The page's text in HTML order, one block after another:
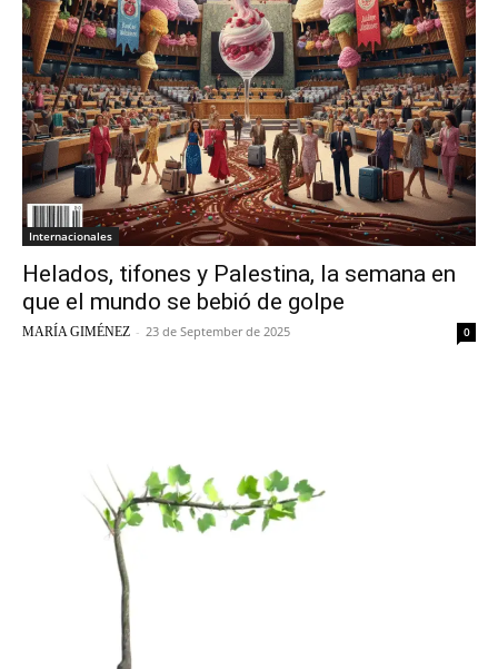
Internacionales
Helados, tifones y Palestina, la semana en
que el mundo se bebió de golpe
MARÍA GIMÉNEZ - 23 de September de 2025 0